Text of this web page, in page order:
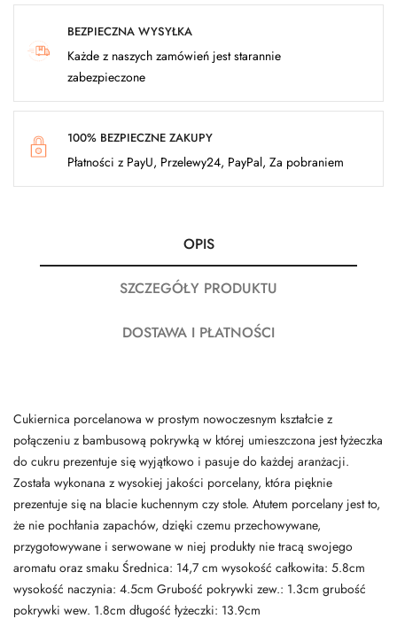
BEZPIECZNA WYSYŁKA
Każde z naszych zamówień jest starannie
zabezpieczone
100% BEZPIECZNE ZAKUPY
Płatności z PayU, Przelewy24, PayPal, Za pobraniem
OPIS
SZCZEGÓŁY PRODUKTU
DOSTAWA I PŁATNOŚCI
Cukiernica porcelanowa w prostym nowoczesnym kształcie z
połączeniu z bambusową pokrywką w której umieszczona jest łyżeczka
do cukru prezentuje się wyjątkowo i pasuje do każdej aranżacji.
Została wykonana z wysokiej jakości porcelany, która pięknie
prezentuje się na blacie kuchennym czy stole. Atutem porcelany jest to,
że nie pochłania zapachów, dzięki czemu przechowywane,
przygotowywane i serwowane w niej produkty nie tracą swojego
aromatu oraz smaku Średnica: 14,7 cm wysokość całkowita: 5.8cm
wysokość naczynia: 4.5cm Grubość pokrywki zew.: 1.3cm grubość
pokrywki wew. 1.8cm długość łyżeczki: 13.9cm